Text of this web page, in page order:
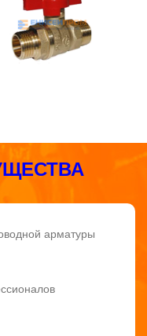
арматуры